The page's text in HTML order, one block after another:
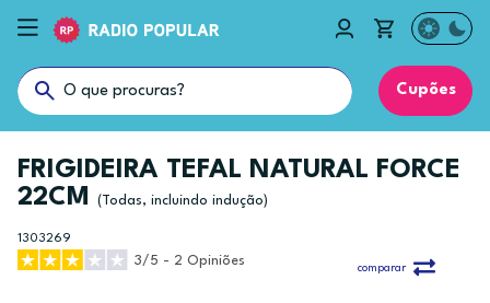
Cupões
FRIGIDEIRA TEFAL NATURAL FORCE
22CM
(Todas, incluindo indução)
1303269
3/5 - 2 Opiniões
comparar